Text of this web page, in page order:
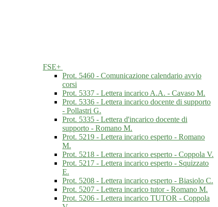
FSE+
Prot. 5460 - Comunicazione calendario avvio
corsi
Prot. 5337 - Lettera incarico A.A. - Cavaso M.
Prot. 5336 - Lettera incarico docente di supporto
- Pollastri G.
Prot. 5335 - Lettera d'incarico docente di
supporto - Romano M.
Prot. 5219 - Lettera incarico esperto - Romano
M.
Prot. 5218 - Lettera incarico esperto - Coppola V.
Prot. 5217 - Lettera incarico esperto - Squizzato
E.
Prot. 5208 - Lettera incarico esperto - Biasiolo C.
Prot. 5207 - Lettera incarico tutor - Romano M.
Prot. 5206 - Lettera incarico TUTOR - Coppola